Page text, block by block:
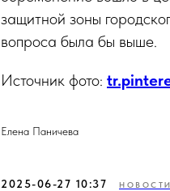
защитной зоны
вопроса была бы выше.
Источник фото:
Елена Паничева
2025-06-27 10:37